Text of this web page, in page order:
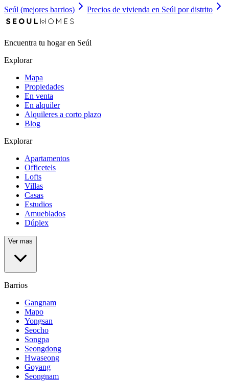
Seúl (mejores barrios)
Precios de vivienda en Seúl por distrito
Encuentra tu hogar en Seúl
Explorar
Mapa
Propiedades
En venta
En alquiler
Alquileres a corto plazo
Blog
Explorar
Apartamentos
Officetels
Lofts
Villas
Casas
Estudios
Amueblados
Dúplex
Ver mas
Barrios
Gangnam
Mapo
Yongsan
Seocho
Songpa
Seongdong
Hwaseong
Goyang
Seongnam